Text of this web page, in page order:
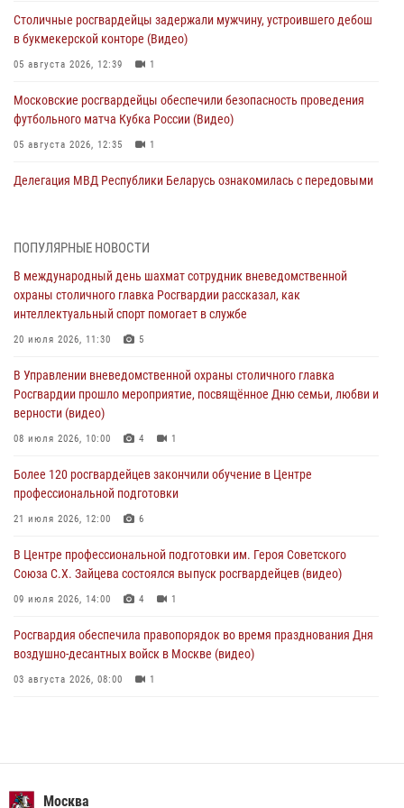
Столичные росгвардейцы задержали мужчину, устроившего дебош
в букмекерской конторе (Видео)
05 августа 2026, 12:39 1
Московские росгвардейцы обеспечили безопасность проведения
футбольного матча Кубка России (Видео)
05 августа 2026, 12:35 1
Делегация МВД Республики Беларусь ознакомилась с передовыми
боевому самбо. (видео)
04 августа 2026, 14:00
Офицер Росгвардии стал гостем прямого эфира на «Радио Москвы»
04 августа 2026, 12:28
В Москве росгвардейцы задержали подозреваемого в нападении
на охранника торгового центра (видео)
В Главном управлении Росгвардии по городу Москве подвели итоги
работы подразделений за прошедший месяц
ПОПУЛЯРНЫЕ НОВОСТИ
В международный день шахмат сотрудник вневедомственной
охраны столичного главка Росгвардии рассказал, как
интеллектуальный спорт помогает в службе
20 июля 2026, 11:30 5
В Управлении вневедомственной охраны столичного главка
Росгвардии прошло мероприятие, посвящённое Дню семьи, любви и
верности (видео)
08 июля 2026, 10:00 4 1
Более 120 росгвардейцев закончили обучение в Центре
профессиональной подготовки
21 июля 2026, 12:00 6
В Центре профессиональной подготовки им. Героя Советского
Союза С.Х. Зайцева состоялся выпуск росгвардейцев (видео)
09 июля 2026, 14:00 4 1
Росгвардия обеспечила правопорядок во время празднования Дня
воздушно-десантных войск в Москве (видео)
03 августа 2026, 08:00 1
Безопасность футбольного матча в Москве обеспечена при
Москва